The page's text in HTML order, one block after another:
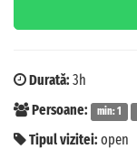
Durată: 3h
Persoane:
min: 1
Tipul vizitei: open